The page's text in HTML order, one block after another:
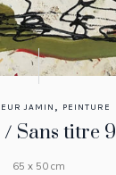
JAMIN , PEINTURE
/ Sans titre 9
65 x 50 cm